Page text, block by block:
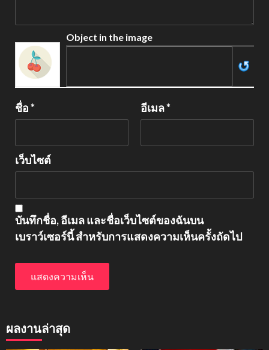
Object in the image
ชื่อ* อีเมล*
เว็บไซต์
บันทึกชื่อ, อีเมล และชื่อเว็บไซต์ของฉันบน
เบราว์เซอร์นี้ สำหรับการแสดงความเห็นครั้งถัดไป
ผลงานล่าสุด